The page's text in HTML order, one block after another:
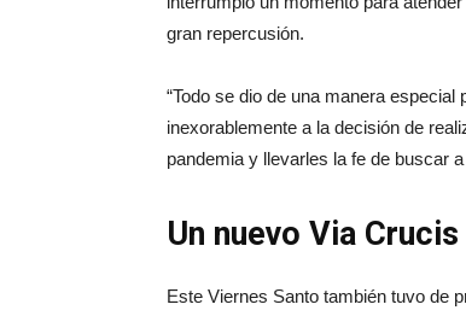
gran repercusión.
“Todo se dio de una manera
inexorablemente a la decisión de
pandemia y llevarles la fe de buscar a
Un nuevo Via
Este Viernes Santo también tuvo de